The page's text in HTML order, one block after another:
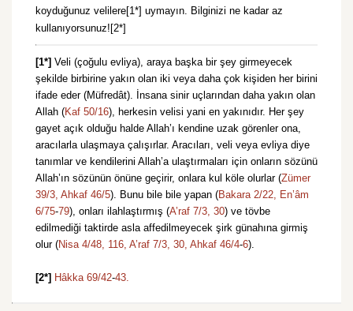
koyduğunuz velilere[1*] uymayın. Bilginizi ne kadar az
kullanıyorsunuz![2*]
[1*] Veli (çoğulu evliya), araya başka bir şey girmeyecek
şekilde birbirine yakın olan iki veya daha çok kişiden her birini
ifade eder (Müfredât). İnsana sinir uçlarından daha yakın olan
Allah (Kaf 50/16), herkesin velisi yani en yakınıdır. Her şey
gayet açık olduğu halde Allah’ı kendine uzak görenler ona,
aracılarla ulaşmaya çalışırlar. Aracıları, veli veya evliya diye
tanımlar ve kendilerini Allah’a ulaştırmaları için onların sözünü
Allah’ın sözünün önüne geçirir, onlara kul köle olurlar (Zümer
39/3, Ahkaf 46/5). Bunu bile bile yapan (Bakara 2/22, En’âm
6/75-79), onları ilahlaştırmış (A’raf 7/3, 30) ve tövbe
edilmediği taktirde asla affedilmeyecek şirk günahına girmiş
olur (Nisa 4/48, 116, A’raf 7/3, 30, Ahkaf 46/4-6).
[2*] Hâkka 69/42-43.